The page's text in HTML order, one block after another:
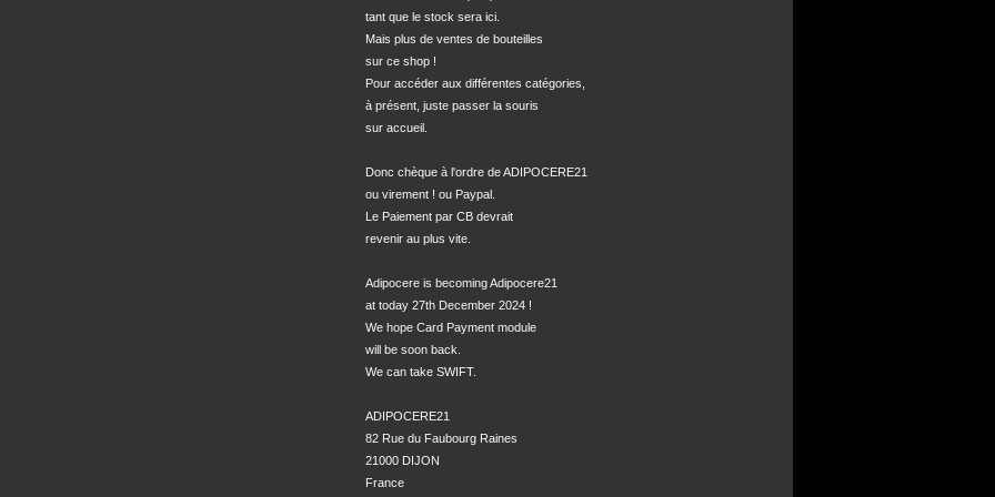
tant que le stock sera ici.
Mais plus de ventes de bouteilles
sur ce shop !
Pour accéder aux différentes catégories,
à présent, juste passer la souris
sur accueil.
Donc chèque à l'ordre de ADIPOCERE21
ou virement ! ou Paypal.
Le Paiement par CB devrait
revenir au plus vite.
Adipocere is becoming Adipocere21
at today 27th December 2024 !
We hope Card Payment module
will be soon back.
We can take SWIFT.
ADIPOCERE21
82 Rue du Faubourg Raines
21000 DIJON
France